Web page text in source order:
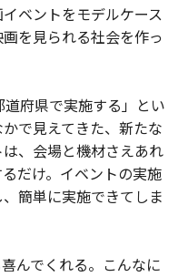
ベントをモデルケース
を見られる社会を作っ
道府県で実施する」とい
で見えてきた、新たな
、会場と機材さえあれ
だけ。イベントの実施
簡単に実施できてしま
んでくれる。こんなに